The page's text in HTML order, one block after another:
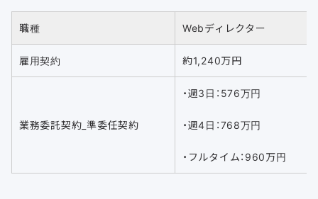
職種 Webディレクター
雇用契約 約1,240万円
業務委託契約_準委任契約
・週3日：576万円
・週4日：768万円
・フルタイム：960万円